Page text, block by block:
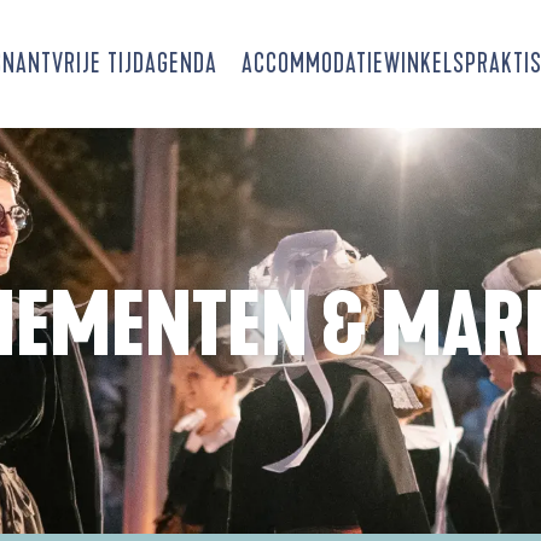
VRIJE TIJDAGENDA ACCOMMODATIEWINKELS
&